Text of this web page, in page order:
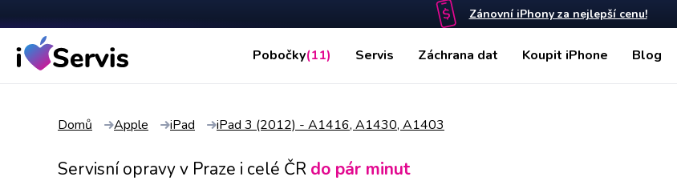
Zánovní iPhony za nejlepší cenu!
Pobočky(11) Servis Záchrana dat Koupit iPhone Blog
Domů Apple iPad iPad 3 (2012) - A1416, A1430, A1403
Servisní opravy v Praze i celé ČR do pár minut